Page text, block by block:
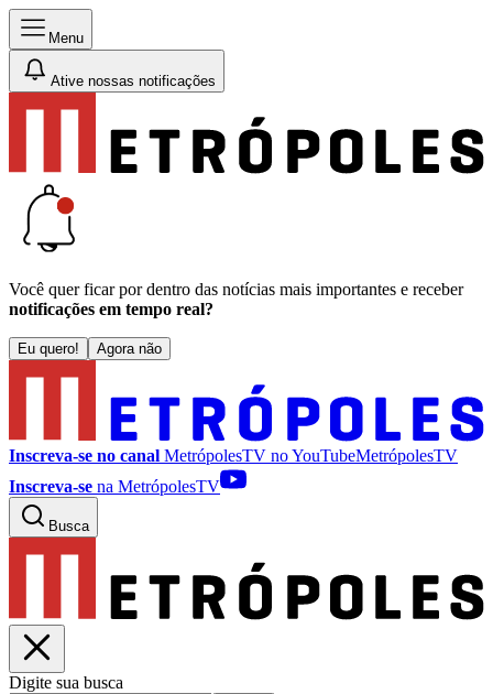
Menu
Ative nossas notificações
Você quer ficar por dentro das notícias mais importantes e receber
notificações em tempo real?
Eu quero! Agora não
Inscreva-se no canal MetrópolesTV noYouTubeMetrópolesTV
Inscreva-se na MetrópolesTV
Busca
Digite sua busca